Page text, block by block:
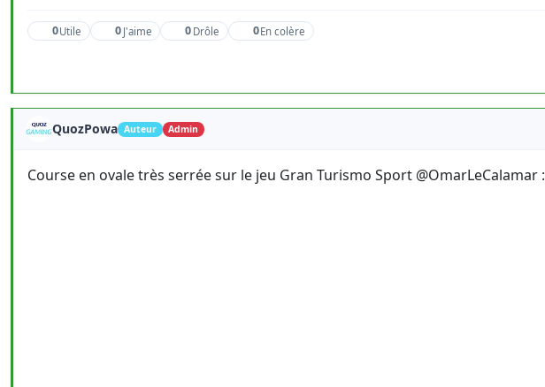
0Utile 0 J'aime 0 Drôle 0En colère
QuozPowa Auteur Admin
Course en ovale très serrée sur le jeu Gran Turismo Sport @OmarLeCalamar :